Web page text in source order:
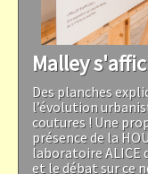
Malley
Des planches
l’évolution
coutures ! Une
présence de la
laboratoire ALICE
et le débat sur ce